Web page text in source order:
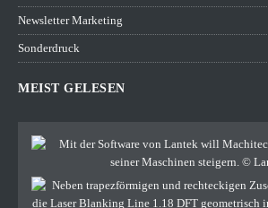
Newsletter Marketing
Sonderdruck
MEIST GELESEN